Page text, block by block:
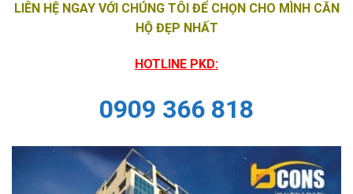
LIÊN HỆ NGAY VỚI CHÚNG TÔI ĐỂ CHỌN CHO MÌNH CĂN
HỘ ĐẸP NHẤT
HOTLINE PKD:
0909 366 818